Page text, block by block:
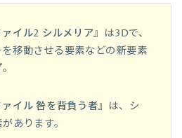
イル2 シルメリア』は3Dで、
移動させる要素などの新要素
イル 咎を背負う者』は、シ
あります。